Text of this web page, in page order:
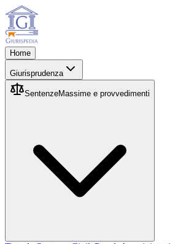
Home
Giurisprudenza
SentenzeMassime e provvedimenti